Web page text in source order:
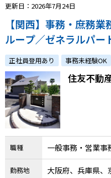
更新日：2026年7月24日
【関西】事務・庶務
ループ／ゼネラルパー
績多数／事務未経験の
は不要！】
正社員登用あり 事務未経験OK
住友不動
職種 一般事務・営業事
勤務地 大阪府、兵庫県、